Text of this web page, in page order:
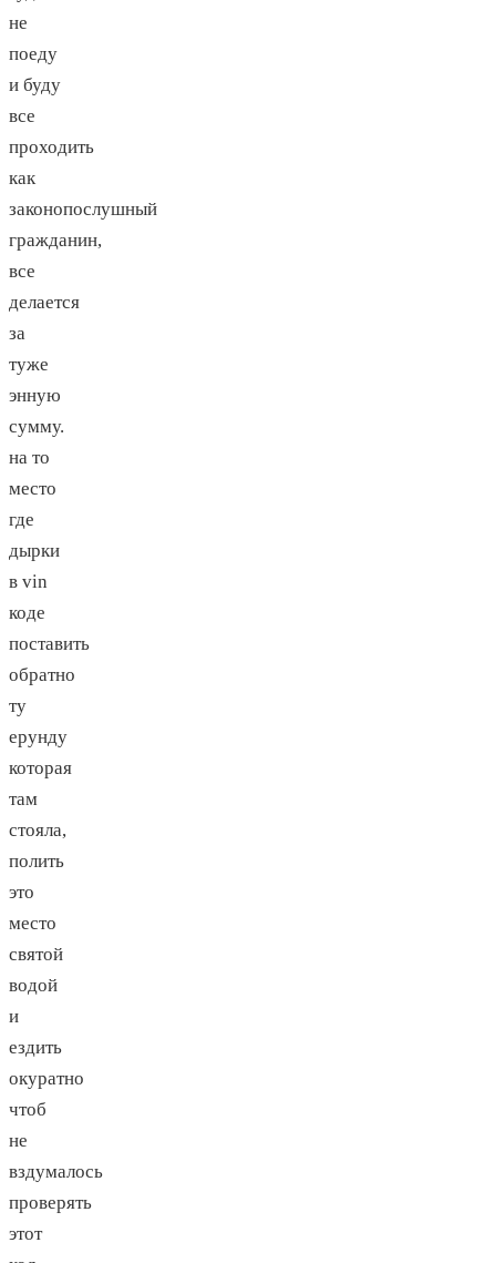
не
поеду
и буду
все
проходить
как
законопослушный
гражданин,
все
делается
за
туже
энную
сумму.
на то
место
где
дырки
в vin
коде
поставить
обратно
ту
ерунду
которая
там
стояла,
полить
это
место
святой
водой
и
ездить
окуратно
чтоб
не
вздумалось
проверять
этот